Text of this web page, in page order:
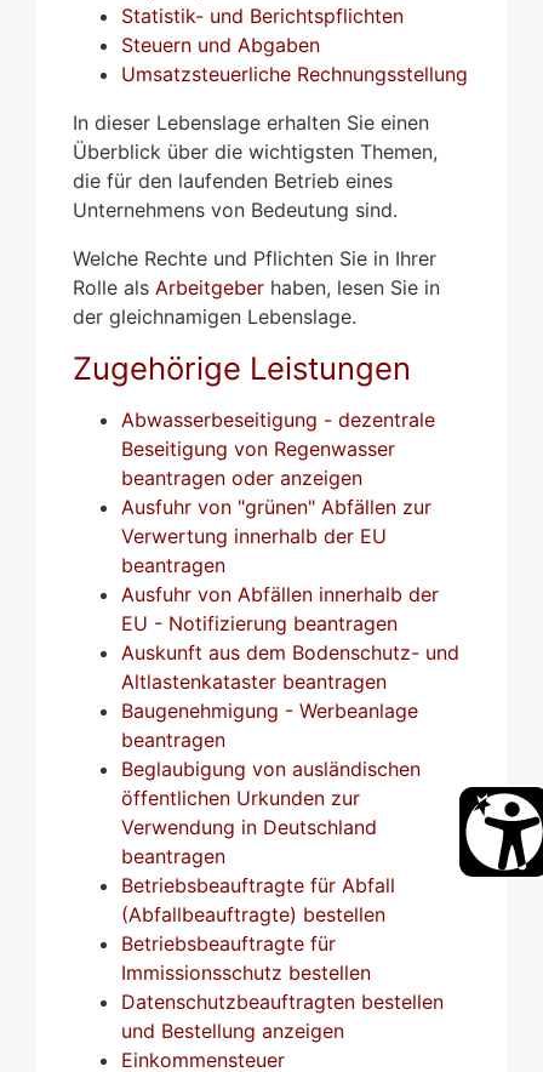
Statistik- und Berichtspflichten
Steuern und Abgaben
Umsatzsteuerliche Rechnungsstellung
In dieser Lebenslage erhalten Sie einen
Überblick über die wichtigsten Themen,
die für den laufenden Betrieb eines
Unternehmens von Bedeutung sind.
Welche Rechte und Pflichten Sie in Ihrer
Rolle als Arbeitgeber haben, lesen Sie in
der gleichnamigen Lebenslage.
Zugehörige Leistungen
Abwasserbeseitigung - dezentrale
Beseitigung von Regenwasser
beantragen oder anzeigen
Ausfuhr von "grünen" Abfällen zur
Verwertung innerhalb der EU
beantragen
Ausfuhr von Abfällen innerhalb der
EU - Notifizierung beantragen
Auskunft aus dem Bodenschutz- und
Altlastenkataster beantragen
Baugenehmigung - Werbeanlage
beantragen
Beglaubigung von ausländischen
öffentlichen Urkunden zur
Verwendung in Deutschland
beantragen
Betriebsbeauftragte für Abfall
(Abfallbeauftragte) bestellen
Betriebsbeauftragte für
Immissionsschutz bestellen
Datenschutzbeauftragten bestellen
und Bestellung anzeigen
Einkommensteuer